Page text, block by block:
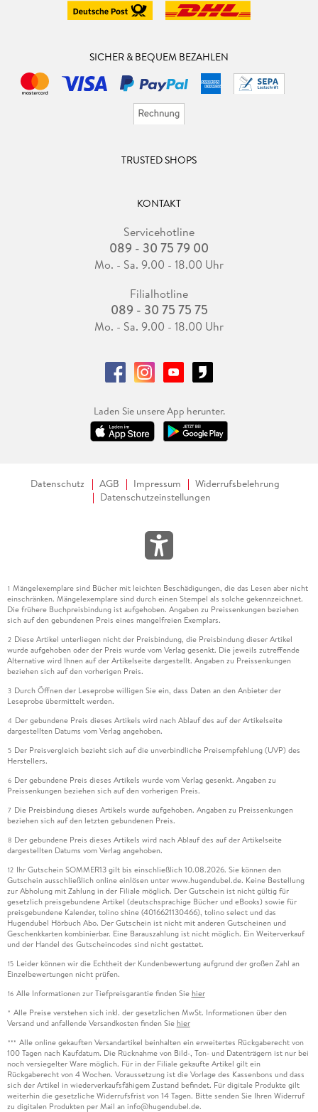
SICHER & BEQUEM BEZAHLEN
TRUSTED SHOPS
KONTAKT
Servicehotline
089 - 30 75 79 00
Mo. - Sa. 9.00 - 18.00 Uhr
Filialhotline
089 - 30 75 75 75
Mo. - Sa. 9.00 - 18.00 Uhr
Laden Sie unsere App herunter.
Datenschutz AGB Impressum
Widerrufsbelehrung
Datenschutzeinstellungen
1 Mängelexemplare sind Bücher mit leichten Beschädigungen, die das Lesen aber nicht
einschränken. Mängelexemplare sind durch einen Stempel als solche gekennzeichnet.
Die frühere Buchpreisbindung ist aufgehoben. Angaben zu Preissenkungen beziehen
sich auf den gebundenen Preis eines mangelfreien Exemplars.
2 Diese Artikel unterliegen nicht der Preisbindung, die Preisbindung dieser Artikel
wurde aufgehoben oder der Preis wurde vom Verlag gesenkt. Die jeweils zutreffende
Alternative wird Ihnen auf der Artikelseite dargestellt. Angaben zu Preissenkungen
beziehen sich auf den vorherigen Preis.
3 Durch Öffnen der Leseprobe willigen Sie ein, dass Daten an den Anbieter der
Leseprobe übermittelt werden.
4 Der gebundene Preis dieses Artikels wird nach Ablauf des auf der Artikelseite
dargestellten Datums vom Verlag angehoben.
5 Der Preisvergleich bezieht sich auf die unverbindliche Preisempfehlung (UVP) des
Herstellers.
6 Der gebundene Preis dieses Artikels wurde vom Verlag gesenkt. Angaben zu
Preissenkungen beziehen sich auf den vorherigen Preis.
7 Die Preisbindung dieses Artikels wurde aufgehoben. Angaben zu Preissenkungen
beziehen sich auf den letzten gebundenen Preis.
8 Der gebundene Preis dieses Artikels wird nach Ablauf des auf der Artikelseite
dargestellten Datums vom Verlag angehoben.
12 Ihr Gutschein SOMMER13 gilt bis einschließlich 10.08.2026. Sie können den
Gutschein ausschließlich online einlösen unter www.hugendubel.de. Keine Bestellung
zur Abholung mit Zahlung in der Filiale möglich. Der Gutschein ist nicht gültig für
gesetzlich preisgebundene Artikel (deutschsprachige Bücher und eBooks) sowie für
preisgebundene Kalender, tolino shine (4016621130466), tolino select und das
Hugendubel Hörbuch Abo. Der Gutschein ist nicht mit anderen Gutscheinen und
Geschenkkarten kombinierbar. Eine Barauszahlung ist nicht möglich. Ein Weiterverkauf
und der Handel des Gutscheincodes sind nicht gestattet.
15 Leider können wir die Echtheit der Kundenbewertung aufgrund der großen Zahl an
Einzelbewertungen nicht prüfen.
16 Alle Informationen zur Tiefpreisgarantie finden Sie hier
* Alle Preise verstehen sich inkl. der gesetzlichen MwSt. Informationen über den
Versand und anfallende Versandkosten finden Sie hier
*** Alle online gekauften Versandartikel beinhalten ein erweitertes Rückgaberecht von
100 Tagen nach Kaufdatum. Die Rücknahme von Bild-, Ton- und Datenträgern ist nur bei
noch versiegelter Ware möglich. Für in der Filiale gekaufte Artikel gilt ein
Rückgaberecht von 4 Wochen. Voraussetzung ist die Vorlage des Kassenbons und dass
sich der Artikel in wiederverkaufsfähigem Zustand befindet. Für digitale Produkte gilt
weiterhin die gesetzliche Widerrufsfrist von 14 Tagen. Bitte senden Sie Ihren Widerruf
zu digitalen Produkten per Mail an info@hugendubel.de.